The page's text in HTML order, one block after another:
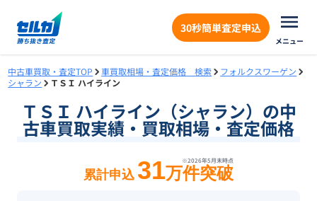
30秒簡単査定申込
メニュー
中古車買取・査定TOP 車買取相場・査定価格 検索
フォルクスワーゲン
シャラン
ＴＳＩ ハイライン
ＴＳＩ ハイライン（シャラン）の中
古車買取実績・買取相場・査定価格
※2026年5月末時点
累計申込 31万件突破